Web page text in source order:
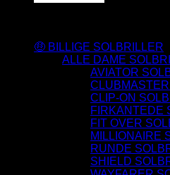
🤑 BILLIGE SOLBRILLER
ALLE DAME
AVIATOR
CLIP-ON
FIRKANTEDE
FIT OVER
MILLIONAIRE
RUNDE
SHIELD